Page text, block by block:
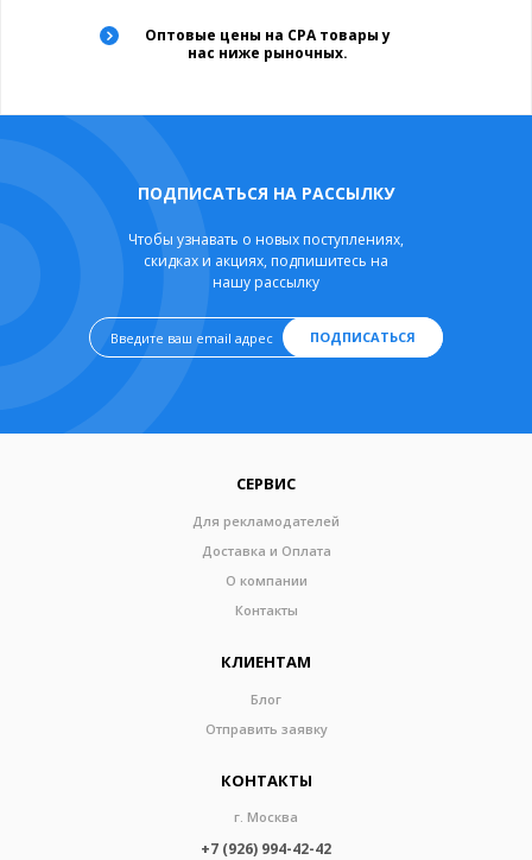
Оптовые цены на CPA товары у
нас ниже рыночных.
ПОДПИСАТЬСЯ НА РАССЫЛКУ
Чтобы узнавать о новых поступлениях,
скидках и акциях, подпишитесь на
нашу рассылку
ПОДПИСАТЬСЯ
СЕРВИС
Для рекламодателей
Доставка и Оплата
О компании
Контакты
КЛИЕНТАМ
Блог
Отправить заявку
КОНТАКТЫ
г. Москва
+7 (926) 994-42-42